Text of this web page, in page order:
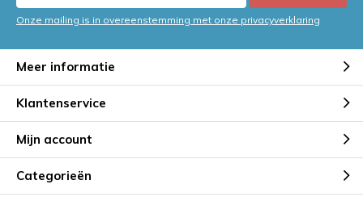
Onze mailing is in overeenstemming met onze privacyverklaring
Meer informatie
Klantenservice
Mijn account
Categorieën